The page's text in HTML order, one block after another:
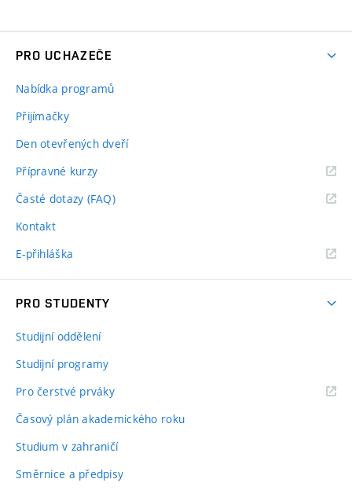
PRO UCHAZEČE
Nabídka programů
Přijímačky
Den otevřených dveří
Přípravné kurzy
Časté dotazy (FAQ)
Kontakt
E-přihláška
PRO STUDENTY
Studijní oddělení
Studijní programy
Pro čerstvé prváky
Časový plán akademického roku
Studium v zahraničí
Směrnice a předpisy